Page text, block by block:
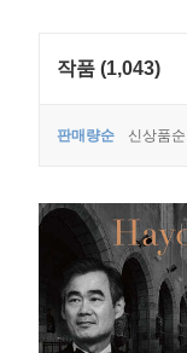
작품 (1,043)
판매량순 신상품순